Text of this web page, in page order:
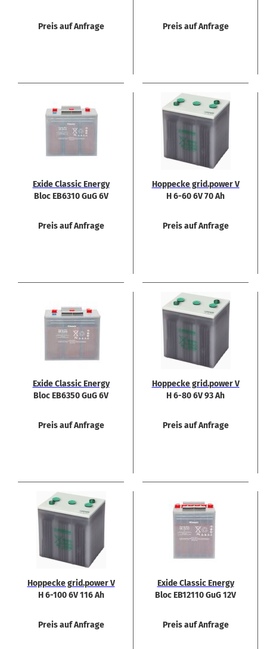
Preis auf Anfrage
Preis auf Anfrage
Exide Clas­sic En­er­gy
Bloc EB6310 GuG 6V
Preis auf Anfrage
Hop­pe­cke grid.power V
H 6-60 6V 70 Ah
Preis auf Anfrage
Exide Clas­sic En­er­gy
Bloc EB6350 GuG 6V
Preis auf Anfrage
Hop­pe­cke grid.power V
H 6-80 6V 93 Ah
Preis auf Anfrage
Hop­pe­cke grid.power V
H 6-100 6V 116 Ah
Preis auf Anfrage
Exide Clas­sic En­er­gy
Bloc EB12110 GuG 12V
Preis auf Anfrage